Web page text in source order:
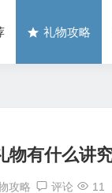
礼物攻略
物有什么讲
攻略 评论 11